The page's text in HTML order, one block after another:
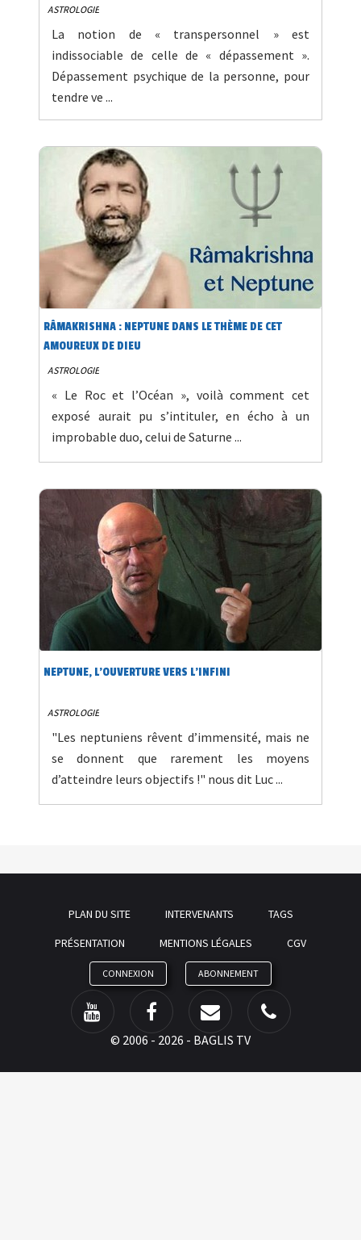
ASTROLOGIE
La notion de « transpersonnel » est
indissociable de celle de « dépassement ».
Dépassement psychique de la personne, pour
tendre ve ...
RÂMAKRISHNA : NEPTUNE DANS LE THÈME DE CET
AMOUREUX DE DIEU
ASTROLOGIE
« Le Roc et l’Océan », voilà comment cet
exposé aurait pu s’intituler, en écho à un
improbable duo, celui de Saturne ...
NEPTUNE, L'OUVERTURE VERS L'INFINI
ASTROLOGIE
"Les neptuniens rêvent d’immensité, mais ne
se donnent que rarement les moyens
d’atteindre leurs objectifs !" nous dit Luc ...
PLAN DU SITE INTERVENANTS
TAGS
PRÉSENTATION
MENTIONS LÉGALES CGV
CONNEXION ABONNEMENT
© 2006 - 2026 - BAGLIS TV